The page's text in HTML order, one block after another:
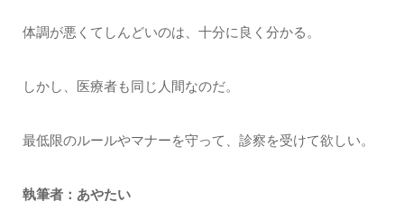
体調が悪くてしんどいのは、十分に良く分かる。
しかし、医療者も同じ人間なのだ。
最低限のルールやマナーを守って、診察を受けて欲しい。
執筆者：あやたい